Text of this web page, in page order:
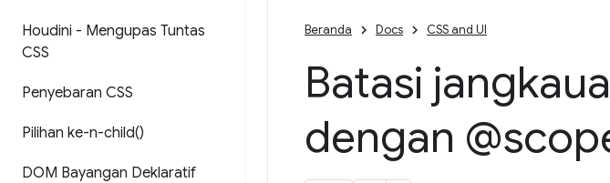
Houdini - Mengupas Tuntas
CSS
Penyebaran CSS
Pilihan ke-n-child()
DOM Bayangan Deklaratif
Beranda Docs CSS and UI
Batasi
dengan